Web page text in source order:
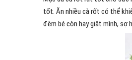
tốt. Ăn nhiều cà rốt có thể
đêm bé còn hay giật mình, sợ